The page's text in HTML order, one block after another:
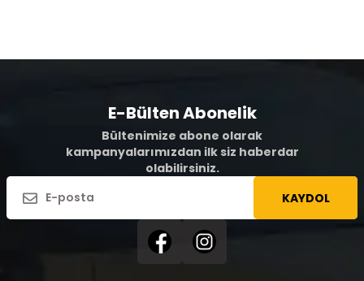
E-Bülten Abonelik
Bültenimize abone olarak
kampanyalarımızdan ilk siz haberdar
olabilirsiniz.
KAYDOL